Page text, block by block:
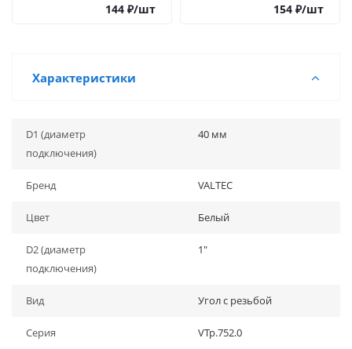
144 ₽/шт 154 ₽/шт
Характеристики
D1 (диаметр
подключения)
40 мм
Бренд VALTEC
Цвет Белый
D2 (диаметр
подключения)
1"
Вид Угол с резьбой
Серия VTp.752.0